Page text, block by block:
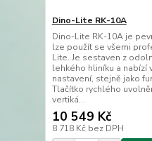
Dino-Lite RK-10A
Dino-Lite RK-10A je
lze použít se všemi
Lite. Je sestaven z
lehkého hliníku a nabízí
nastavení, stejně jako
Tlačítko rychlého
vertiká...
10 549 Kč
8 718 Kč bez DPH